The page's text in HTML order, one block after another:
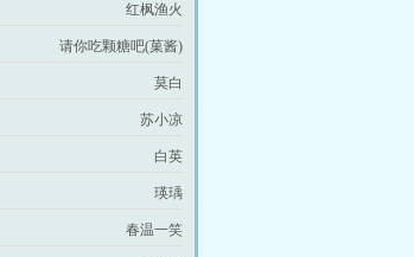
红枫渔火
请你吃颗糖吧(菓酱)
莫白
苏小凉
白英
瑛瑀
春温一笑